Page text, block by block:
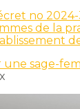
no
de la
une sage-